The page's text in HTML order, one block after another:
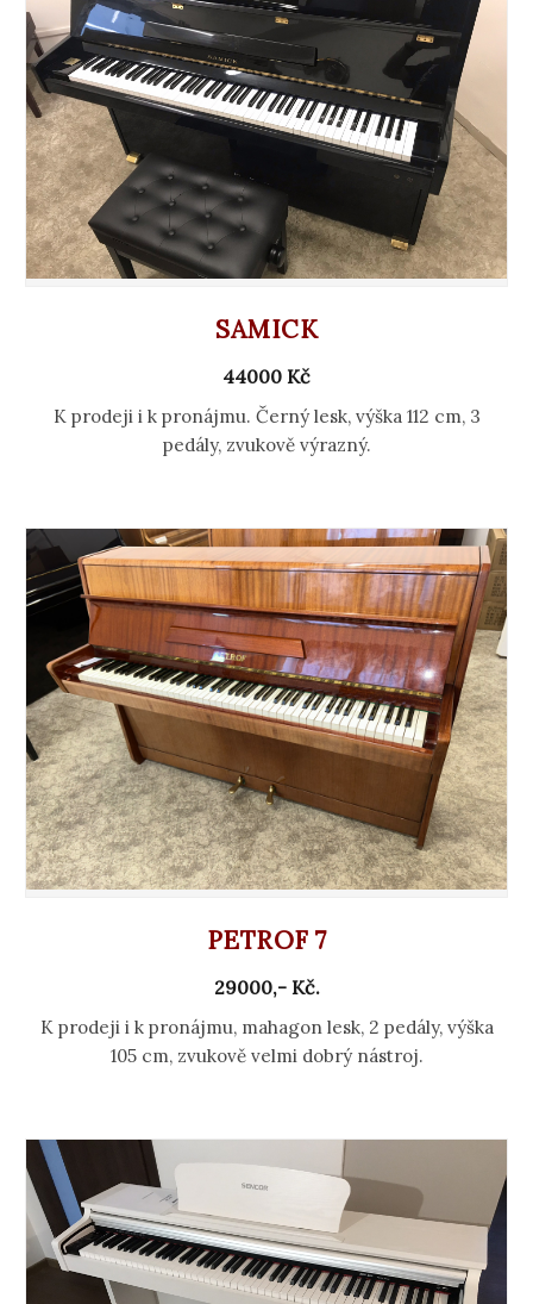
SAMICK
44000 Kč
K prodeji i k pronájmu. Černý lesk, výška 112 cm, 3
pedály, zvukově výrazný.
PETROF 7
29000,- Kč.
K prodeji i k pronájmu, mahagon lesk, 2 pedály, výška
105 cm, zvukově velmi dobrý nástroj.